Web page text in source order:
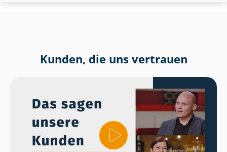
Kunden, die uns vertrauen